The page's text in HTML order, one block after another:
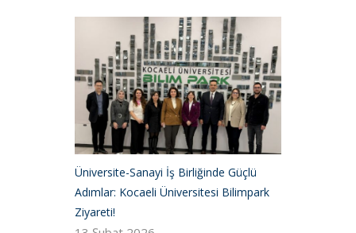
Üniversite-Sanayi İş Birliğinde Güçlü
Adımlar: Kocaeli Üniversitesi Bilimpark
Ziyareti!